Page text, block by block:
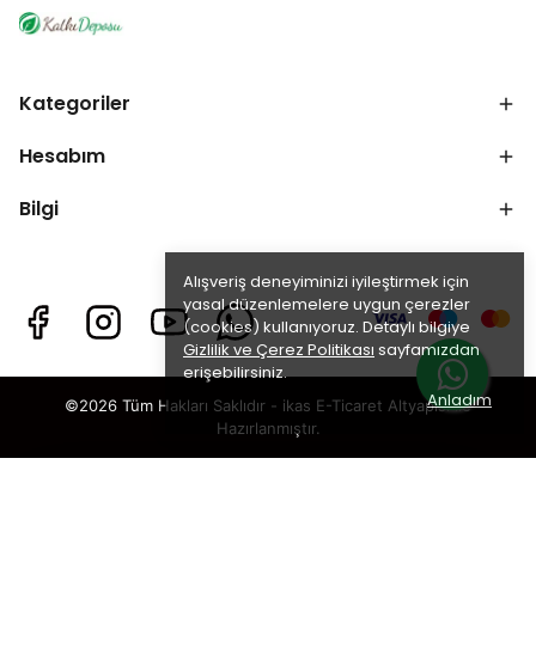
Alışveriş deneyiminizi iyileştirmek için
yasal düzenlemelere uygun çerezler
(cookies) kullanıyoruz. Detaylı bilgiye
Gizlilik ve Çerez Politikası sayfamızdan
erişebilirsiniz.
Anladım
Kategoriler
Hesabım
Bilgi
©2026 Tüm Hakları Saklıdır - ikas E-Ticaret Altyapısı ile
Hazırlanmıştır.